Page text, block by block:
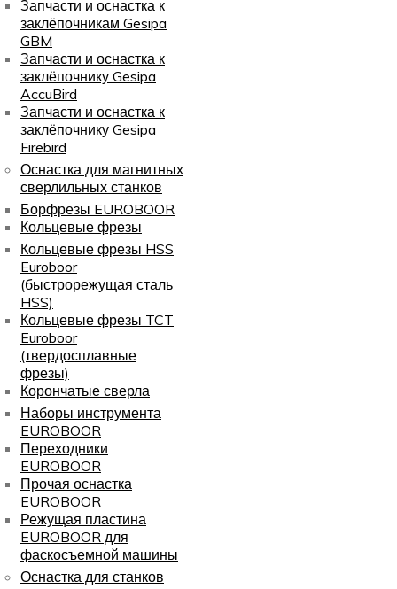
Запчасти и оснастка к
заклёпочникам Gesipa
GBM
Запчасти и оснастка к
заклёпочнику Gesipa
AccuBird
Запчасти и оснастка к
заклёпочнику Gesipa
Firebird
Оснастка для магнитных
сверлильных станков
Борфрезы EUROBOOR
Кольцевые фрезы
Кольцевые фрезы HSS
Euroboor
(быстрорежущая сталь
HSS)
Кольцевые фрезы TCT
Euroboor
(твердосплавные
фрезы)
Корончатые сверла
Наборы инструмента
EUROBOOR
Переходники
EUROBOOR
Прочая оснастка
EUROBOOR
Режущая пластина
EUROBOOR для
фаскосъемной машины
Оснастка для станков